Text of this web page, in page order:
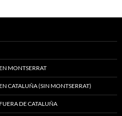
MONTSERRAT
CATALUÑA (SIN MONTSERRAT)
DE CATALUÑA